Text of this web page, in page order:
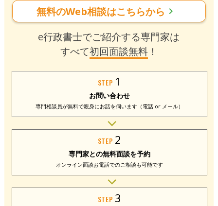
無料のWeb相談はこちらから chevron_right
e行政書士でご紹介する専門家は
すべて初回面談無料！
STEP 1
お問い合わせ
専門相談員が無料で親身にお話を伺います（電話 or メール）
STEP 2
専門家との無料面談を予約
オンライン面談お電話でのご相談も可能です
STEP 3